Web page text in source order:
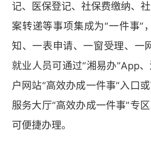
记、医保登记、社保费缴纳、
案转递等事项集成为“一件事”
知、一表申请、一窗受理、一
就业人员可通过“湘易办”App
户网站“高效办成一件事”入口
服务大厅“高效办成一件事”专
可便捷办理。